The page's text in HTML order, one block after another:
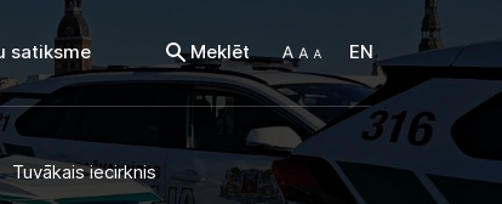
satiksme Meklēt EN
Tuvākais iecirknis